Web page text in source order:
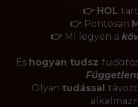
👉 HOL
👉Pontosan
👉 MI legyen a
És hogyan tudsz
Olyan tudással